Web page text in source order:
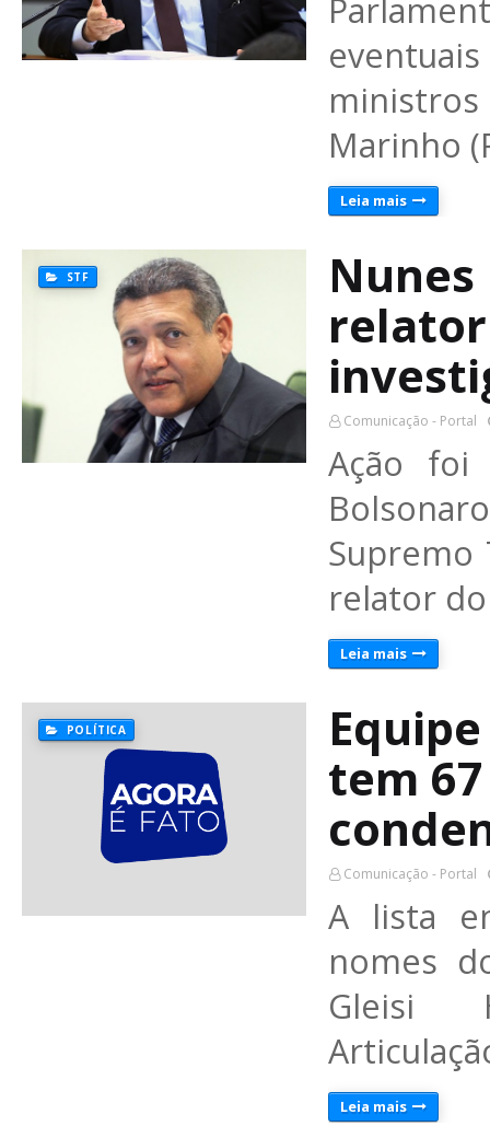
Marinho
Leia mais
STF
Comunicação - Portal
Ação foi
Supremo
relator
Leia mais
POLÍTICA
tem
Comunicação - Portal
A lista
nomes
Gleisi
Leia mais